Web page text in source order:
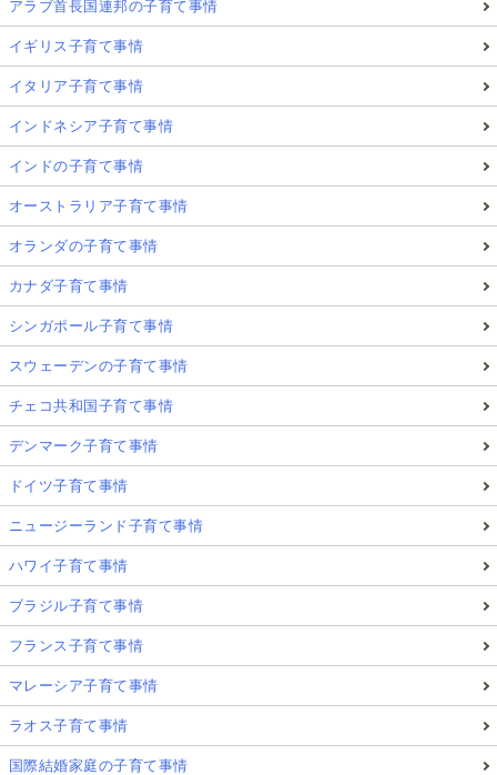
アラブ首長国連邦の子育て事情
イギリス子育て事情
イタリア子育て事情
インドネシア子育て事情
インドの子育て事情
オーストラリア子育て事情
オランダの子育て事情
カナダ子育て事情
シンガポール子育て事情
スウェーデンの子育て事情
チェコ共和国子育て事情
デンマーク子育て事情
ドイツ子育て事情
ニュージーランド子育て事情
ハワイ子育て事情
ブラジル子育て事情
フランス子育て事情
マレーシア子育て事情
ラオス子育て事情
国際結婚家庭の子育て事情